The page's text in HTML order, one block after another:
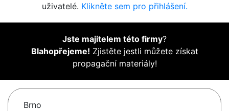
uživatelé. Klikněte sem pro přihlášení.
Jste majitelem této firmy?
Blahopřejeme! Zjistěte jestli můžete získat
propagační materiály!
Brno